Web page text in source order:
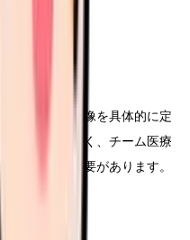
、求める医師像を具体的に定
年数だけでなく、チーム医療
に入れる必要があります。